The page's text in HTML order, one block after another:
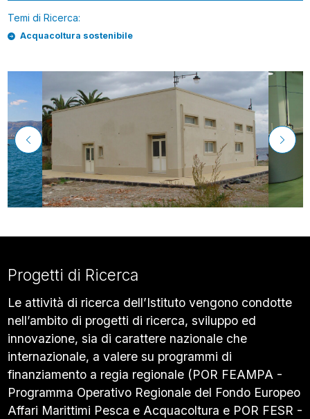
Temi di Ricerca:
Acquacoltura sostenibile
Progetti di Ricerca
Le attività di ricerca dell’Istituto vengono condotte
nell’ambito di progetti di ricerca, sviluppo ed
innovazione, sia di carattere nazionale che
internazionale, a valere su programmi di
finanziamento a regia regionale (POR FEAMPA -
Programma Operativo Regionale del Fondo Europeo
Affari Marittimi Pesca e Acquacoltura e POR FESR -